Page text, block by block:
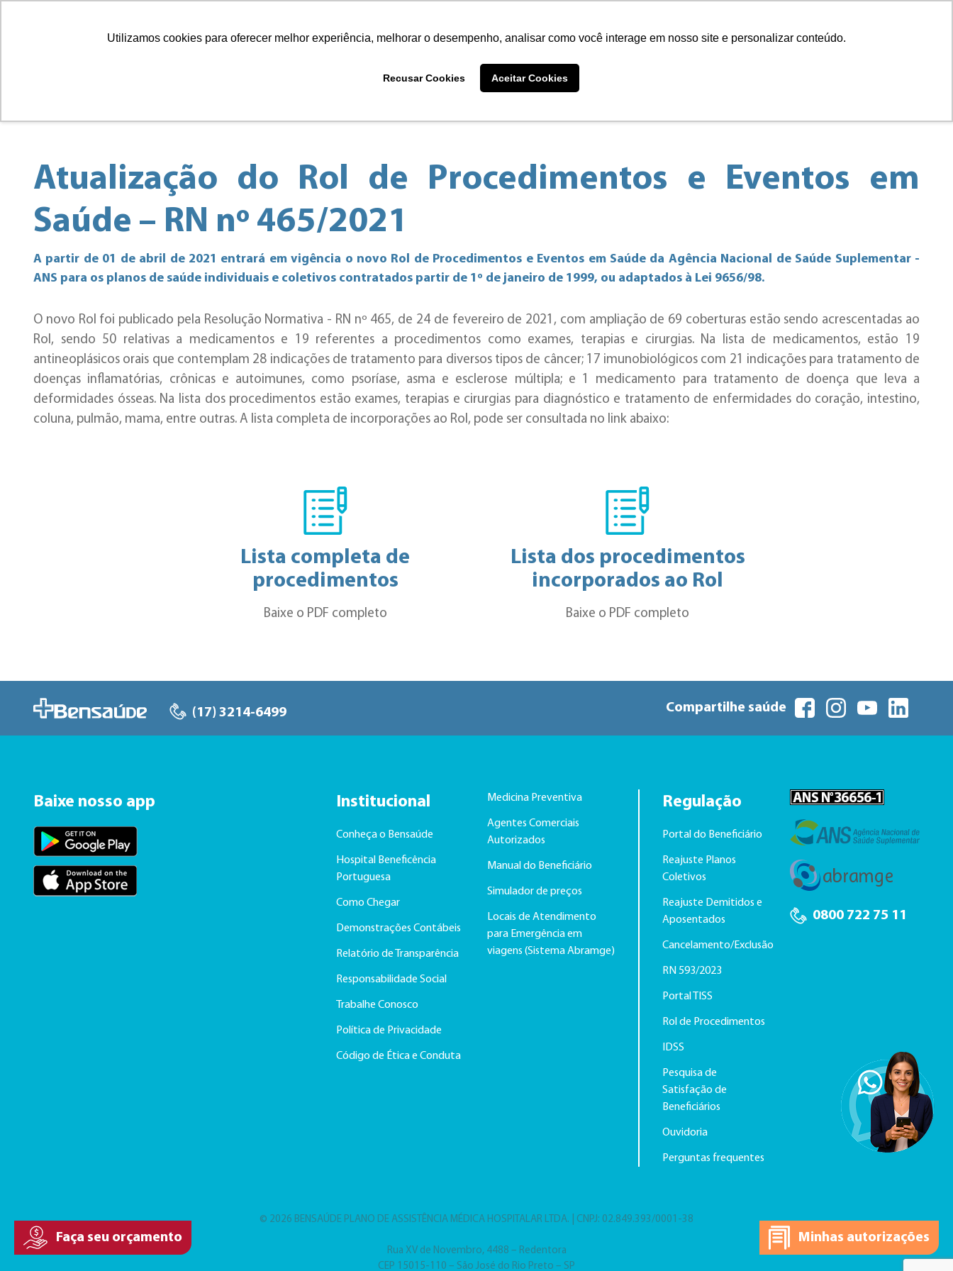
Utilizamos cookies para oferecer melhor experiência, melhorar o desempenho, analisar como você interage em nosso site e personalizar conteúdo.
Recusar Cookies Aceitar Cookies
Nossos planos
Atualização do Rol de Procedimentos e Eventos em
Saúde – RN nº 465/2021
A partir de 01 de abril de 2021 entrará em vigência o novo Rol de Procedimentos e Eventos em Saúde da Agência Nacional de Saúde Suplementar -
ANS para os planos de saúde individuais e coletivos contratados partir de 1º de janeiro de 1999, ou adaptados à Lei 9656/98.
O novo Rol foi publicado pela Resolução Normativa - RN nº 465, de 24 de fevereiro de 2021, com ampliação de 69 coberturas estão sendo acrescentadas ao
Rol, sendo 50 relativas a medicamentos e 19 referentes a procedimentos como exames, terapias e cirurgias. Na lista de medicamentos, estão 19
antineoplásicos orais que contemplam 28 indicações de tratamento para diversos tipos de câncer; 17 imunobiológicos com 21 indicações para tratamento de
doenças inflamatórias, crônicas e autoimunes, como psoríase, asma e esclerose múltipla; e 1 medicamento para tratamento de doença que leva a
deformidades ósseas. Na lista dos procedimentos estão exames, terapias e cirurgias para diagnóstico e tratamento de enfermidades do coração, intestino,
coluna, pulmão, mama, entre outras. A lista completa de incorporações ao Rol, pode ser consultada no link abaixo:
Lista completa de
procedimentos
Baixe o PDF completo
Lista dos procedimentos
incorporados ao Rol
Baixe o PDF completo
(17) 3214-6499 Compartilhe saúde
Baixe nosso app Institucional
Conheça o Bensaúde
Hospital Beneficência
Portuguesa
Como Chegar
Demonstrações Contábeis
Relatório de Transparência
Responsabilidade Social
Trabalhe Conosco
Política de Privacidade
Código de Ética e Conduta
Medicina Preventiva
Agentes Comerciais
Autorizados
Manual do Beneficiário
Simulador de preços
Locais de Atendimento
para Emergência em
viagens (Sistema Abramge)
Regulação
Portal do Beneficiário
Reajuste Planos
Coletivos
Reajuste Demitidos e
Aposentados
Cancelamento/Exclusão
RN 593/2023
Portal TISS
Rol de Procedimentos
IDSS
Pesquisa de
Satisfação de
Beneficiários
Ouvidoria
Perguntas frequentes
0800 722 75 11
© 2026 BENSAÚDE PLANO DE ASSISTÊNCIA MÉDICA HOSPITALAR LTDA. | CNPJ: 02.849.393/0001-38
Rua XV de Novembro, 4488 – Redentora
CEP 15015-110 – São José do Rio Preto – SP
Faça seu orçamento Minhas autorizações